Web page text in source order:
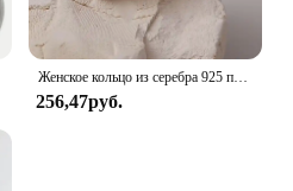
Женское кольцо из серебра 925 пробы с красным Цирконом
256,47руб.